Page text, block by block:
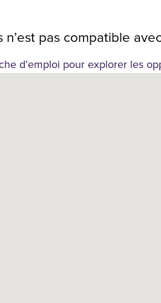
pas compatible
d’emploi pour explorer les